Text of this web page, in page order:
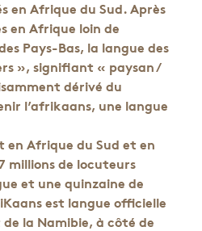
en Afrique du Sud. Après
en Afrique loin de
Pays-Bas, la langue des
», signifiant « paysan /
dérivé du
l’afrikaans, une langue
en Afrique du Sud et en
millions de locuteurs
et une quinzaine de
est langue officielle
de la Namibie, à côté de